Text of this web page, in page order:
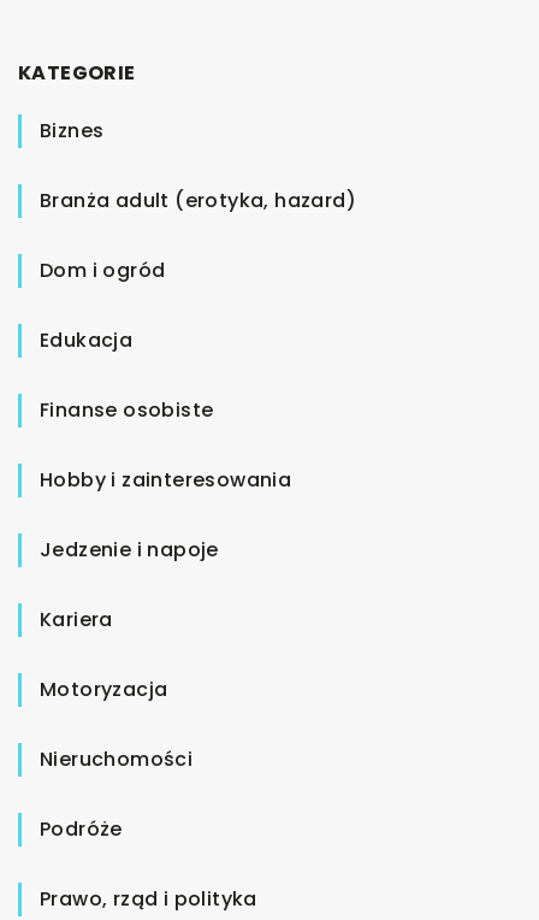
KATEGORIE
Biznes
Branża adult (erotyka, hazard)
Dom i ogród
Edukacja
Finanse osobiste
Hobby i zainteresowania
Jedzenie i napoje
Kariera
Motoryzacja
Nieruchomości
Podróże
Prawo, rząd i polityka